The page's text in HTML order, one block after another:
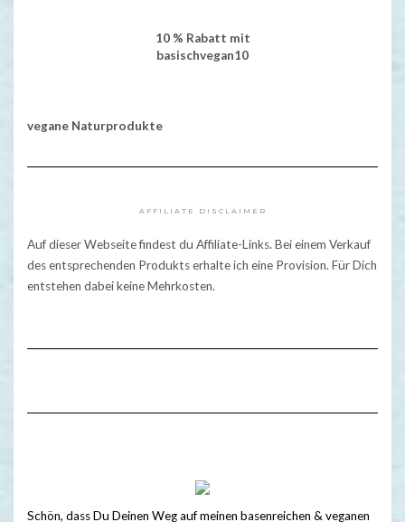
10 % Rabatt mit
basischvegan10
vegane Naturprodukte
AFFILIATE DISCLAIMER
Auf dieser Webseite findest du Affiliate-Links. Bei einem Verkauf
des entsprechenden Produkts erhalte ich eine Provision. Für Dich
entstehen dabei keine Mehrkosten.
Schön, dass Du Deinen Weg auf meinen basenreichen & veganen